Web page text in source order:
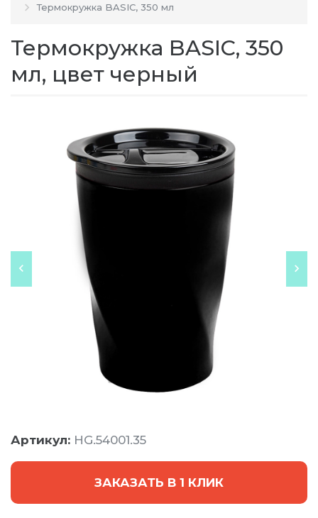
Термокружка BASIC, 350 мл
Термокружка BASIC, 350
мл, цвет черный
Артикул: HG.54001.35
ЗАКАЗАТЬ В 1 КЛИК